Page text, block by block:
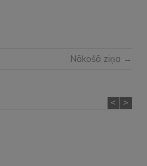
Nākošā ziņa →
< >